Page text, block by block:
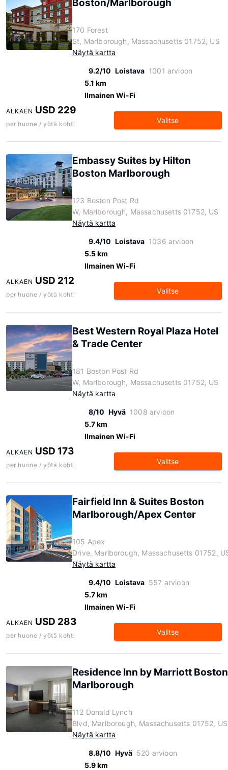
Boston/Marlborough
170 Forest
St, Marlborough, Massachusetts 01752, US
Näytä kartta
9.2/10 Loistava 1001 arvioon
5.1 km
Ilmainen Wi-Fi
ALKAEN USD 229
per huone / yötä kohti Valitse
Embassy Suites by Hilton
Boston Marlborough
123 Boston Post Rd
W, Marlborough, Massachusetts 01752, US
Näytä kartta
9.4/10 Loistava 1036 arvioon
5.5 km
Ilmainen Wi-Fi
ALKAEN USD 212
per huone / yötä kohti Valitse
Best Western Royal Plaza Hotel
& Trade Center
181 Boston Post Rd
W, Marlborough, Massachusetts 01752, US
Näytä kartta
8/10 Hyvä 1008 arvioon
5.7 km
Ilmainen Wi-Fi
ALKAEN USD 173
per huone / yötä kohti Valitse
Fairfield Inn & Suites Boston
Marlborough/Apex Center
105 Apex
Drive, Marlborough, Massachusetts 01752,
Näytä kartta
9.4/10 Loistava 557 arvioon
5.7 km
Ilmainen Wi-Fi
ALKAEN USD 283
per huone / yötä kohti Valitse
Residence Inn by Marriott Boston
Marlborough
112 Donald Lynch
Blvd, Marlborough, Massachusetts 01752, US
Näytä kartta
8.8/10 Hyvä 520 arvioon
5.9 km